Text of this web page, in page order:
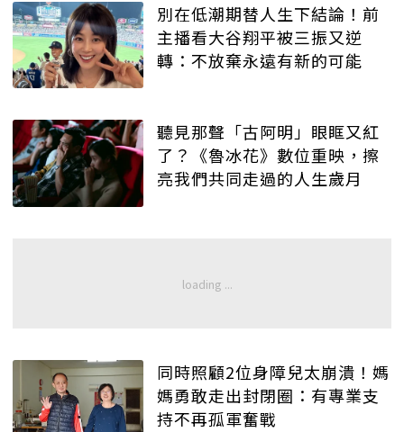
別在低潮期替人生下結論！前
主播看大谷翔平被三振又逆
轉：不放棄永遠有新的可能
聽見那聲「古阿明」眼眶又紅
了？《魯冰花》數位重映，擦
亮我們共同走過的人生歲月
同時照顧2位身障兒太崩潰！媽
媽勇敢走出封閉圈：有專業支
持不再孤軍奮戰